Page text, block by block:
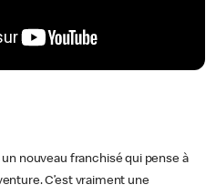
nouveau franchisé qui pense à
C’est vraiment une